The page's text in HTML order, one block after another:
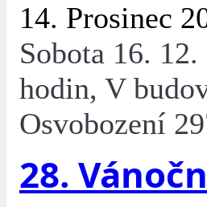
14. Prosinec
Sobota 16.
hodin, V
Osvobození
28.